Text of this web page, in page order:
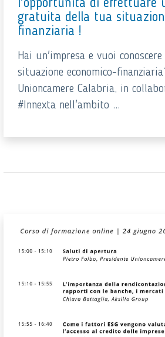
l'opportunità di effettuare
gratuita della tua
finanziaria !
Hai un'impresa e vuoi
situazione economico-
Unioncamere Calabria, in
#Innexta nell'ambito ...